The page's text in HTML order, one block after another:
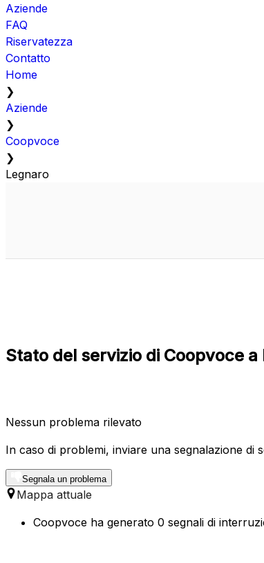
Aziende
FAQ
Riservatezza
Contatto
Home
❯
Aziende
❯
Coopvoce
❯
Legnaro
Stato del servizio di Coopvoce
Nessun problema rilevato
In caso di problemi, inviare una segnalazione di
Segnala un problema
Mappa attuale
Coopvoce ha generato 0 segnali di